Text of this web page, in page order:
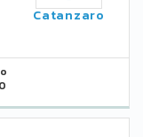
Catanzaro